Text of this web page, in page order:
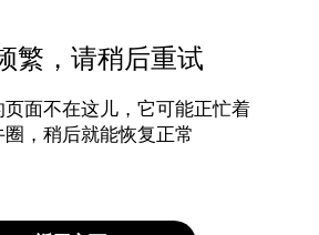
繁，请稍后重试
面不在这儿，它可能正忙着
圈，稍后就能恢复正常